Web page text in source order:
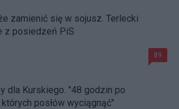
zamienić się w sojusz. Terlecki
z posiedzeń PiS
89
dla Kurskiego. "48 godzin po
posłów wyciągnąć"